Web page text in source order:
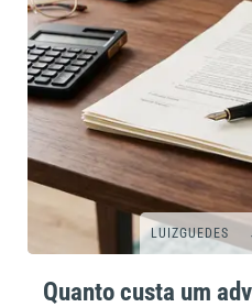
LUIZGUEDES
Quanto custa um